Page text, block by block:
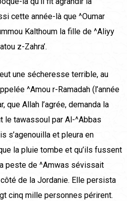
cette année-là que ^Oumar
Kalthoum la fille de ^Aliyy
z-Zahra’.
une sécheresse terrible, au
^Amou r-Ramadah (l’année
que Allah l’agrée, demanda la
le tawassoul par Al-^Abbas
s’agenouilla et pleura en
la pluie tombe et qu’ils fussent
peste de ^Amwas sévissait
de la Jordanie. Elle persista
cinq mille personnes périrent.